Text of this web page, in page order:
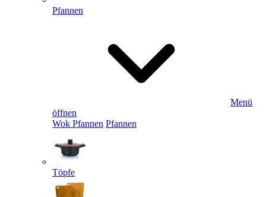
Pfannen
Menü
öffnen
Wok Pfannen Pfannen
Töpfe